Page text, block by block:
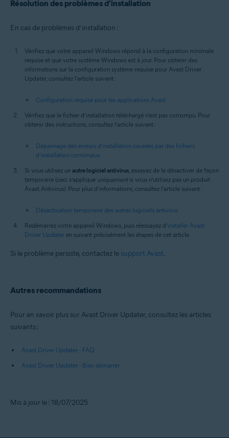
Résolution des problèmes d’installation
En cas de problèmes d’installation :
Vérifiez que votre appareil Windows répond à la configuration minimale
requise et que votre système Windows est à jour. Pour obtenir des
informations sur la configuration système requise pour Avast Driver
Updater, consultez l'article suivant :
Configuration requise pour les applications Avast
Vérifiez que le fichier d’installation téléchargé n’est pas corrompu. Pour
obtenir des instructions, consultez l’article suivant :
Dépannage des erreurs d’installation causées par des fichiers
d’installation corrompus
Si vous utilisez un autre logiciel antivirus , essayez de le désactiver de façon
temporaire (ceci s’applique uniquementsi vous n’utilisez pas un produit
Avast Antivirus). Pour plus d’informations, consultez l’article suivant :
Désactivation temporaire des autres logiciels antivirus
Redémarrez votre appareil Windows, puis réessayez d’installer Avast
Driver Updater en suivant précisément les étapes de cet article.
Si le problème persiste, contactez le support Avast.
Autres recommandations
Pour en savoir plus sur Avast Driver Updater, consultez les articles
suivants :
Avast Driver Updater - FAQ
Avast Driver Updater - Bien démarrer
Mis à jour le : 18/07/2025